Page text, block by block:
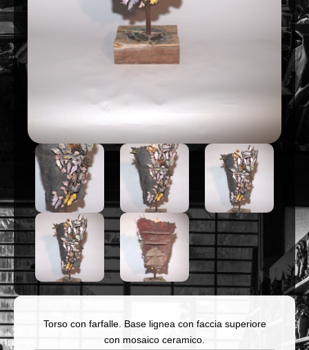
Torso con farfalle. Base lignea con faccia superiore
con mosaico ceramico.